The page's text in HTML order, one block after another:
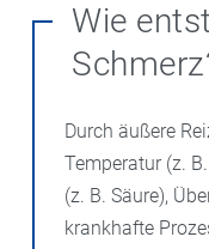
Wie
Durch äußere
Temperatur (z.
(z. B. Säure),
krankhafte